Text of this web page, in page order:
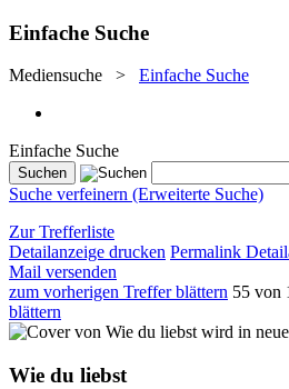
Einfache Suche
Mediensuche > Einfache Suche
Einfache Suche
Suche verfeinern (Erweiterte Suche)
Zur Trefferliste
Detailanzeige drucken Permalink
Mail versenden
zum vorherigen Treffer blättern 55 von
blättern
wird in
Wie du liebst